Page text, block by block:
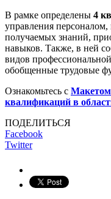
В рамке определены 4
управления персоналом,
получаемых знаний,
навыков. Также, в ней
видов
обобщенные трудовые
Ознакомьтесь с
квалификаций в
ПОДЕЛИТЬСЯ
Facebook
Twitter